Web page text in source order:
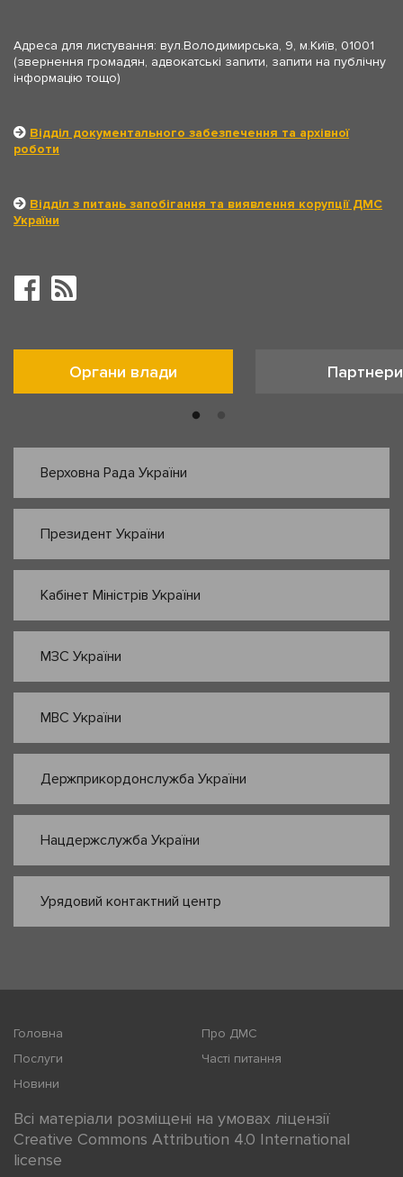
Адреса для листування: вул.Володимирська, 9, м.Київ, 01001
(звернення громадян, адвокатські запити, запити на публічну
інформацію тощо)
Відділ документального забезпечення та архівної
роботи
Відділ з питань запобігання та виявлення корупції ДМС
України
Органи влади Партнери
Верховна Рада України
Президент України
Кабінет Міністрів України
МЗС України
МВС України
Держприкордонслужба України
Нацдержслужба України
Урядовий контактний центр
Головна
Про ДМС
Послуги
Часті питання
Новини
Всі матеріали розміщені на умовах ліцензії
Creative Commons Attribution 4.0 International
license